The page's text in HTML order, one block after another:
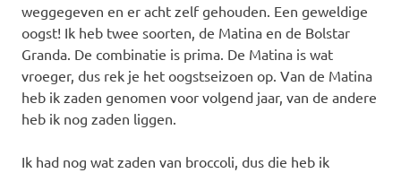
weggegeven en er acht zelf gehouden. Een geweldige
oogst! Ik heb twee soorten, de Matina en de Bolstar
Granda. De combinatie is prima. De Matina is wat
vroeger, dus rek je het oogstseizoen op. Van de Matina
heb ik zaden genomen voor volgend jaar, van de andere
heb ik nog zaden liggen.
Ik had nog wat zaden van broccoli, dus die heb ik